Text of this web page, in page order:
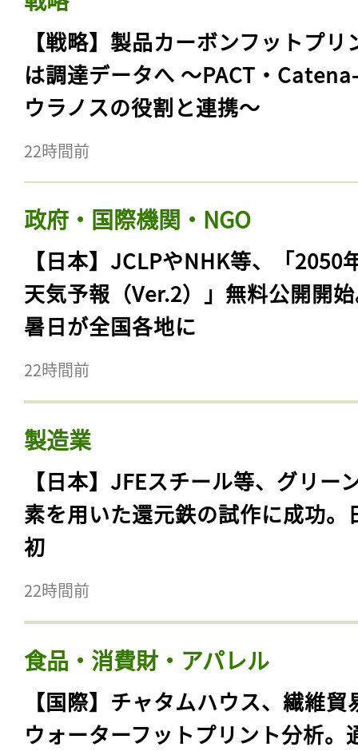
【戦略】製品カーボンフットプリ
は調達データへ 〜PACT・
ウラノスの役割と連携〜
22時間前
政府・国際機関・NGO
【日本】JCLPやNHK等、「2050
天気予報（Ver.2）」無料公開開
暑日が全国各地に
22時間前
製造業
【日本】JFEスチール等、グリー
素を用いた還元鉄の試作に成功。
初
22時間前
食品・消費財・アパレル
【国際】チャタムハウス、繊維貿
ウォーターフットプリント分析。